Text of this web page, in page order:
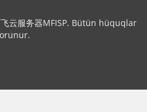
云服务器MFISP. Bütün hüquqlar